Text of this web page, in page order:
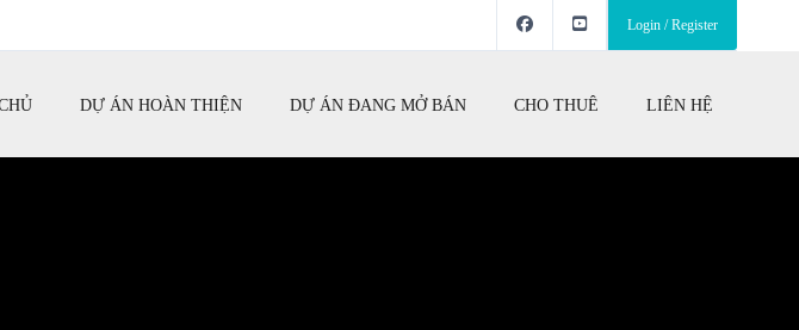
Login / Register
DỰ ÁN HOÀN THIỆN DỰ ÁN ĐANG MỞ BÁN CHO THUÊ LIÊN HỆ